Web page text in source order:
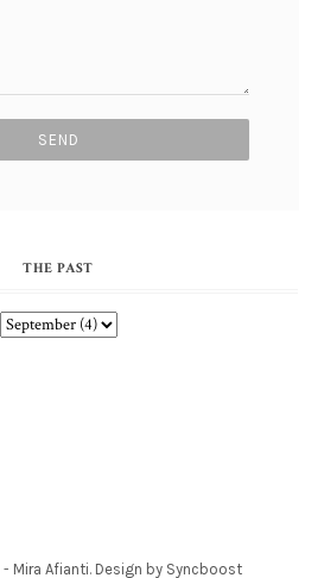
THE PAST
- Mira Afianti. Design by Syncboost